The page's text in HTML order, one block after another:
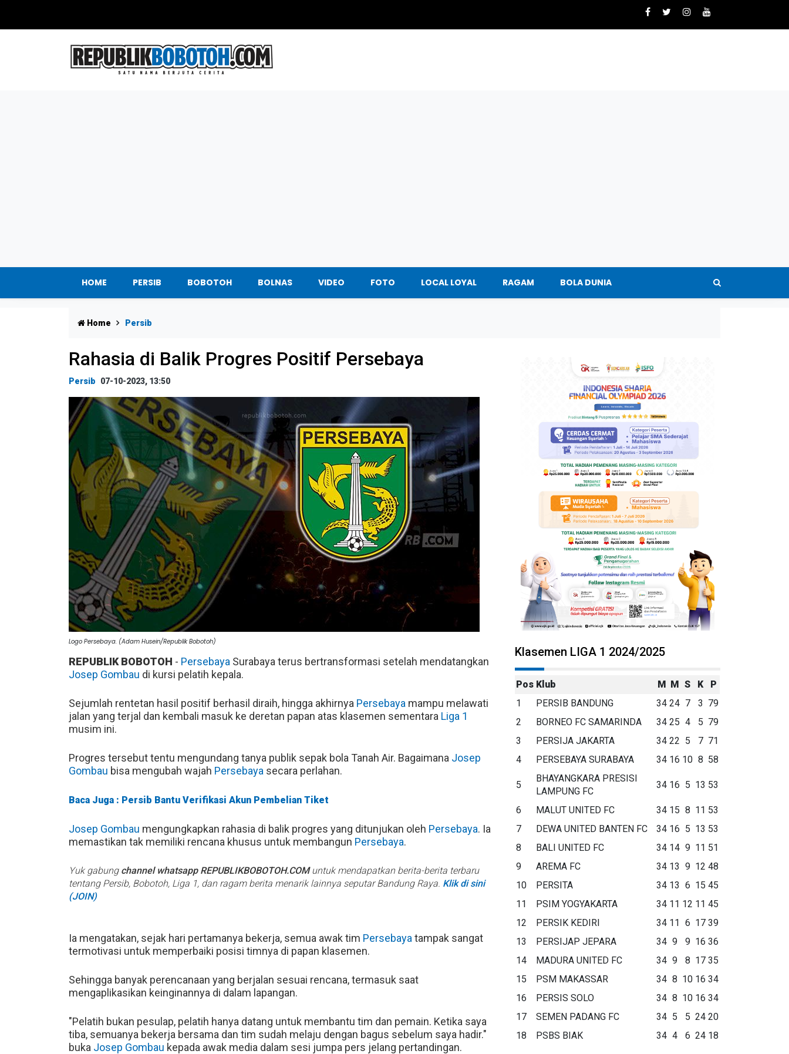
HOME PERSIB BOBOTOH BOLNAS VIDEO FOTO LOCAL LOYAL RAGAM BOLA DUNIA
Home Persib
Rahasia di Balik Progres Positif Persebaya
Persib 07-10-2023, 13:50
Logo Persebaya. (Adam Husein/Republik Bobotoh)
REPUBLIK BOBOTOH - Persebaya Surabaya terus bertransformasi setelah mendatangkan
Josep Gombau di kursi pelatih kepala.
Sejumlah rentetan hasil positif berhasil diraih, hingga akhirnya Persebaya mampu melawati
jalan yang terjal dan kembali masuk ke deretan papan atas klasemen sementara Liga 1
musim ini.
Progres tersebut tentu mengundang tanya publik sepak bola Tanah Air. Bagaimana Josep
Gombau bisa mengubah wajah Persebaya secara perlahan.
Baca Juga : Persib Bantu Verifikasi Akun Pembelian Tiket
Josep Gombau mengungkapkan rahasia di balik progres yang ditunjukan oleh Persebaya. Ia
memastikan tak memiliki rencana khusus untuk membangun Persebaya.
Yuk gabung channel whatsapp REPUBLIKBOBOTOH.COMuntuk mendapatkan berita-berita terbaru
tentang Persib, Bobotoh, Liga 1, dan ragam berita menarik lainnya seputar Bandung Raya. Klik di sini
(JOIN)
Ia mengatakan, sejak hari pertamanya bekerja, semua awak tim Persebaya tampak sangat
termotivasi untuk memperbaiki posisi timnya di papan klasemen.
Sehingga banyak perencanaan yang berjalan sesuai rencana, termasuk saat
mengaplikasikan keinginannya di dalam lapangan.
"Pelatih bukan pesulap, pelatih hanya datang untuk membantu tim dan pemain. Ketika saya
tiba, semuanya bekerja bersama dan tim sudah melaju dengan bagus sebelum saya hadir."
buka Josep Gombau kepada awak media dalam sesi jumpa pers jelang pertandingan.
Klasemen LIGA 1 2024/2025
Pos Klub M M S K
P
1
PERSIB BANDUNG 34 24 7 3 79
2
BORNEO FC SAMARINDA 34 25 4 5 79
3
PERSIJA JAKARTA 34 22 5 7 71
4
PERSEBAYA SURABAYA 34 16 10 8 58
5
BHAYANGKARA PRESISI
LAMPUNG FC
34 16 5 13 53
6 MALUT UNITED FC 34 15 8 11 53
7
DEWA UNITED BANTEN FC 34 16 5 13 53
8
BALI UNITED FC 34 14 9 11 51
9
AREMA FC 34 13 9 12 48
10
PERSITA 34 13 6 15 45
11
PSIM YOGYAKARTA 34 11 12 11 45
12
PERSIK KEDIRI 34 11 6 17 39
13
PERSIJAP JEPARA 34 9 9 16 36
14
MADURA UNITED FC 34 9 8 17 35
15
PSM MAKASSAR 34 8 10 16 34
16
PERSIS SOLO 34 8 10 16 34
17
SEMEN PADANG FC 34 5 5 24 20
18
PSBS BIAK 34 4 6 24 18